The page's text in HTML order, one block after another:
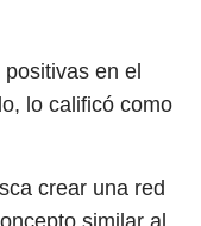
en el
lo calificó como
crear una red